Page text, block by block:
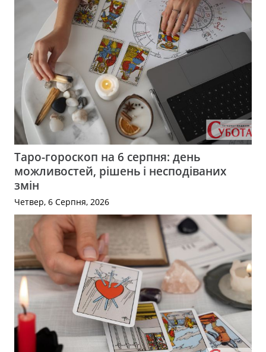
Таро-гороскоп на 6 серпня: день
можливостей, рішень і несподіваних
змін
Четвер, 6 Серпня, 2026